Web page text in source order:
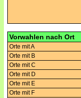
Vorwahlen nach Ort
Orte mit A
Orte mit B
Orte mit C
Orte mit D
Orte mit E
Orte mit F